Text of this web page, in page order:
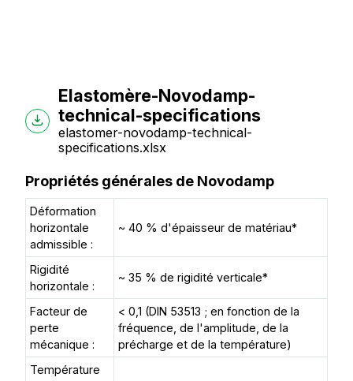
Elastomère-Novodamp-
technical-specifications
elastomer-novodamp-technical-
specifications.xlsx
Propriétés générales de Novodamp
Déformation
horizontale
admissible :
~ 40 % d'épaisseur de matériau*
Rigidité
horizontale :
~ 35 % de rigidité verticale*
Facteur de
perte
mécanique :
< 0,1 (DIN 53513 ; en fonction de la
fréquence, de l'amplitude, de la
précharge et de la température)
Température